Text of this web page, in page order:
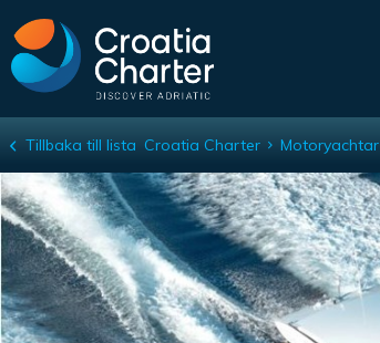
Bavaria 400 Coupe
Tillbaka till lista Croatia Charter Motoryachtar